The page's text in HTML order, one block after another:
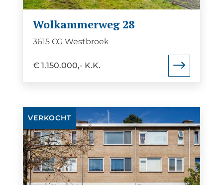
Wolkammerweg 28
3615 CG Westbroek
€ 1.150.000,- K.K.
Bekijk
de
detail
pagina
van
Gambiadreef
VERKOCHT